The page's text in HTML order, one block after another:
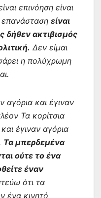
επινόηση είναι
επανάσταση είναι
δήθεν ακτιβισμός
Δεν είμαι
η πολύχρωμη
αγόρια και έγιναν
Τα κορίτσια
έγιναν αγόρια
Τα μπερδεμένα
ούτε το ένα
έναν
ότι τα
ένα κινητό